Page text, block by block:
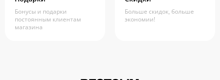
Бонусы и подарки
постоянным клиентам
магазина
Больше скидок, больше
экономии!